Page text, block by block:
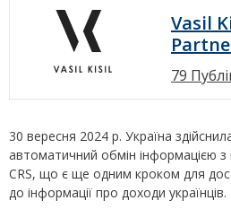
Vasil
79
30 вересня 2024 р. Україна
автоматичний обмін інформацією
CRS, що є ще одним кроком для
до інформації про доходи українців.